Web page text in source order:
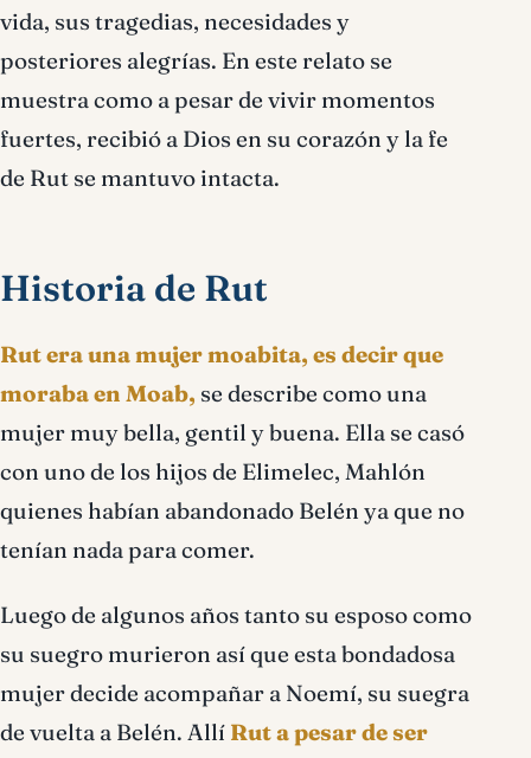
vida, sus tragedias, necesidades y
posteriores alegrías. En este relato se
muestra como a pesar de vivir momentos
fuertes, recibió a Dios en su corazón y la fe
de Rut se mantuvo intacta.
Historia de Rut
Rut era una mujer moabita, es decir que
moraba en Moab, se describe como una
mujer muy bella, gentil y buena. Ella se casó
con uno de los hijos de Elimelec, Mahlón
quienes habían abandonado Belén ya que no
tenían nada para comer.
Luego de algunos años tanto su esposo como
su suegro murieron así que esta bondadosa
mujer decide acompañar a Noemí, su suegra
de vuelta a Belén. Allí Rut a pesar de ser